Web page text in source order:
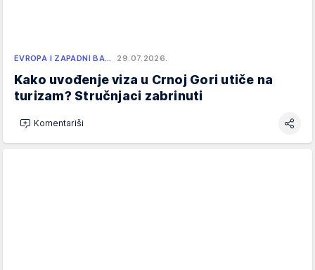
EVROPA I ZAPADNI BA… 29.07.2026.
Kako uvođenje viza u Crnoj Gori utiče na
turizam? Stručnjaci zabrinuti
Komentariši